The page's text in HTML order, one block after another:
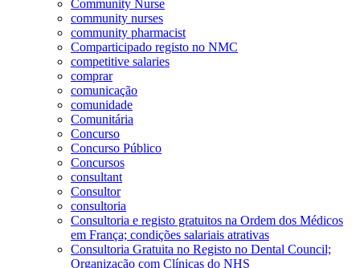
Community Nurse
community nurses
community pharmacist
Comparticipado registo no NMC
competitive salaries
comprar
comunicação
comunidade
Comunitária
Concurso
Concurso Público
Concursos
consultant
Consultor
consultoria
Consultoria e registo gratuitos na Ordem dos Médicos
em França; condições salariais atrativas
Consultoria Gratuita no Registo no Dental Council;
Organização com Clínicas do NHS